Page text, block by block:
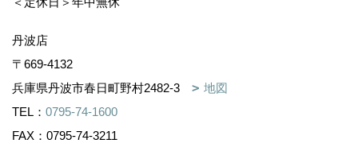
丹波店
〒669-4132
兵庫県丹波市春日町野村2482-3
地図
TEL： 0795-74-1600
FAX：0795-74-3211